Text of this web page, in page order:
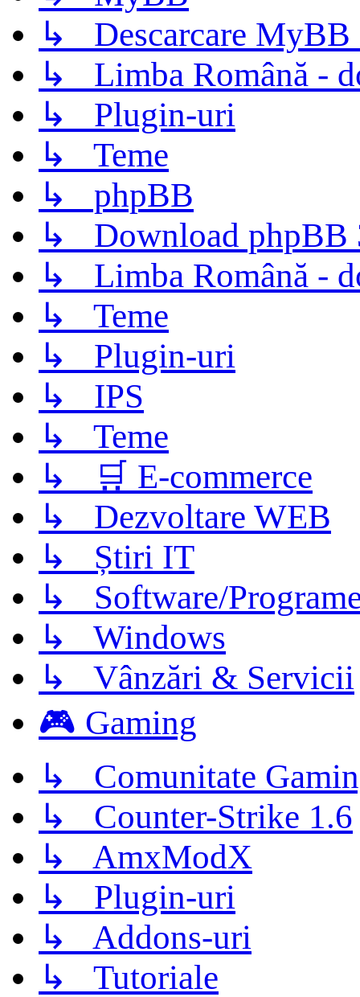
↳ Descarcare MyBB
↳ Limba Română -
↳ Plugin-uri
↳ Teme
↳ phpBB
↳ Download phpBB
↳ Limba Română -
↳ Teme
↳ Plugin-uri
↳ IPS
↳ Teme
↳ 🛒 E-commerce
↳ Dezvoltare WEB
↳ Știri IT
↳ Software/
↳ Windows
↳ Vânzări & Servicii
🎮 Gaming
↳ Comunitate
↳ Counter-Strike 1.6
↳ AmxModX
↳ Plugin-uri
↳ Addons-uri
↳ Tutoriale